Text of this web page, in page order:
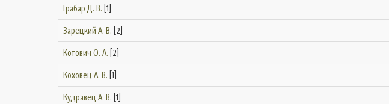
Грабар Д. В. [1]
Зарецкий А. В. [2]
Котович О. А. [2]
Коховец А. В. [1]
Кудравец А. В. [1]